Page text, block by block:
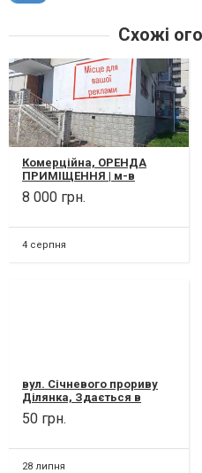
Схожі
Комерційна, ОРЕНДА
ПРИМІЩЕННЯ | м-в
Незалежності,. Біла
Церква вул. Героїв Крут,
8 000 грн.
4 серпня
вул. Січневого прориву
Ділянка, Здається в
оренду майновий
комплекс (земельна
50 грн.
28 липня